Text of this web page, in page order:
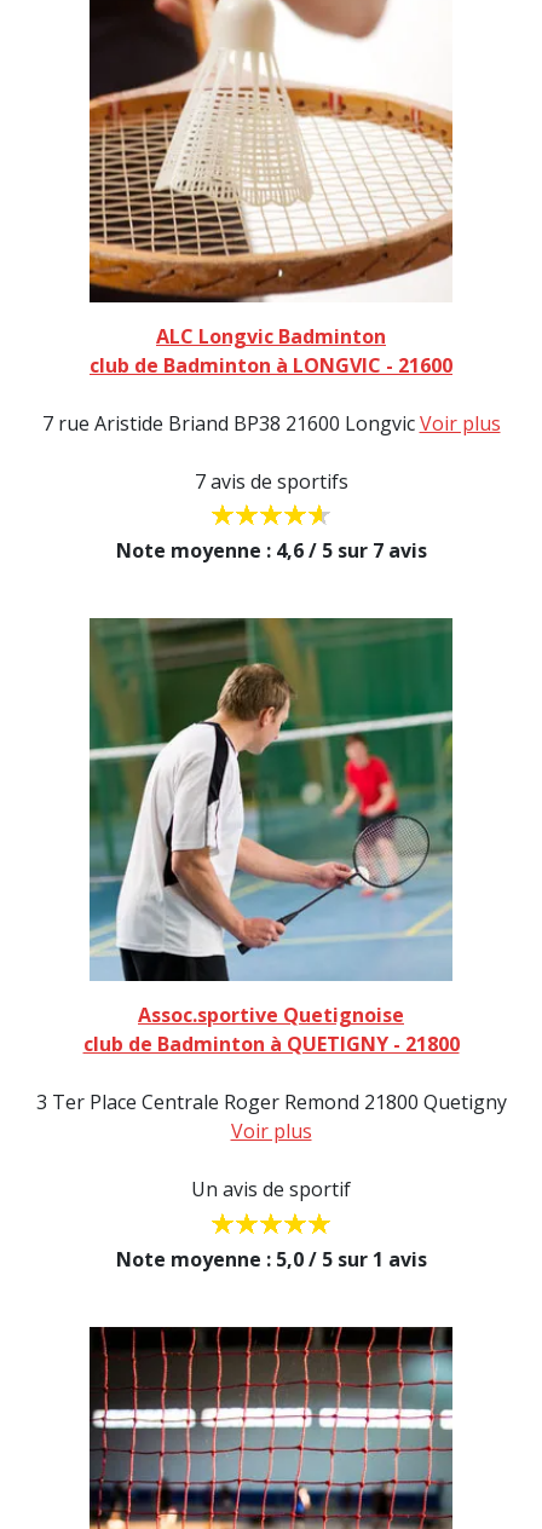
ALC Longvic Badminton
club de Badminton à LONGVIC - 21600
7 rue Aristide Briand BP38 21600 LongvicVoir plus
7 avis de sportifs
Note moyenne : 4,6 / 5 sur 7 avis
Assoc.sportive Quetignoise
club de Badminton à QUETIGNY - 21800
3 Ter Place Centrale Roger Remond 21800 Quetigny
Voir plus
Un avis de sportif
Note moyenne : 5,0 / 5 sur 1 avis